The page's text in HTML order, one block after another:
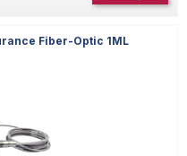
Fiber-Optic 1ML